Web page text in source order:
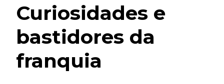
Curiosidades e
bastidores da
franquia